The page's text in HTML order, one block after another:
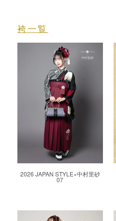
袴一覧
2026 JAPAN STYLE×中村里砂
07